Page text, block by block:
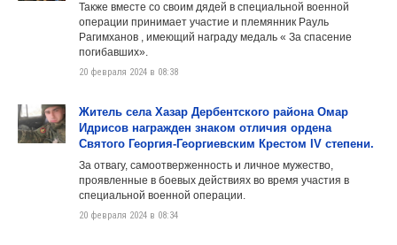
Также вместе со своим дядей в специальной военной
операции принимает участие и племянник Рауль
Рагимханов , имеющий награду медаль « За спасение
погибавших».
20 февраля 2024 в 08:38
Житель села Хазар Дербентского района Омар
Идрисов награжден знаком отличия ордена
Святого Георгия-Георгиевским Крестом IV степени.
За отвагу, самоотверженность и личное мужество,
проявленные в боевых действиях во время участия в
специальной военной операции.
20 февраля 2024 в 08:34